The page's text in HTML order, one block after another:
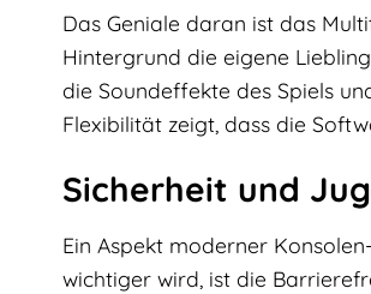
Das Geniale daran ist das
Hintergrund die eigene
die Soundeffekte des Spiels
Flexibilität zeigt, dass die
Sicherheit und
Ein Aspekt moderner
wichtiger wird, ist die